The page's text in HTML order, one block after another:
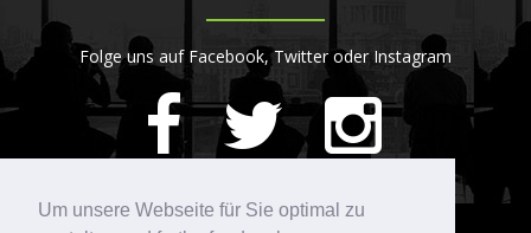
Um unsere Webseite für Sie optimal zu
Folge uns auf Facebook, Twitter oder Instagram
420Bewertungen auf ProvenExpert.com